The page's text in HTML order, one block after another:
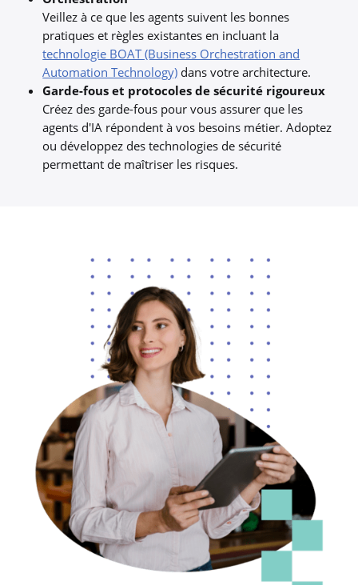
Veillez à ce que les agents suivent les bonnes
pratiques et règles existantes en incluant la
technologie BOAT (Business Orchestration and
Automation Technology) dans votre architecture.
Garde-fous et protocoles de sécurité rigoureux
Créez des garde-fous pour vous assurer que les
agents d'IA répondent à vos besoins métier. Adoptez
ou développez des technologies de sécurité
permettant de maîtriser les risques.